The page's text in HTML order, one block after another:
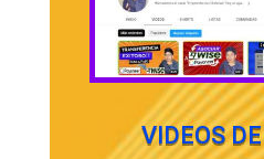
VIDEOS